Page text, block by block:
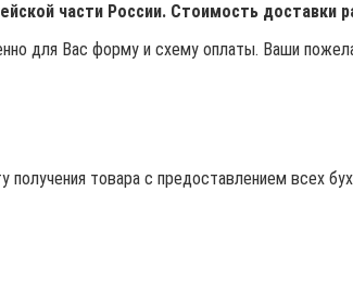
части России. Стоимость доставки
для Вас форму и схему оплаты. Ваши
товара с предоставлением всех